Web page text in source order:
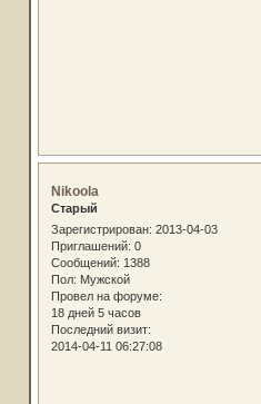
Nikoola
Старый
Зарегистрирован: 2013-04-03
Приглашений: 0
Сообщений: 1388
Пол: Мужской
Провел на форуме:
18 дней 5 часов
Последний визит:
2014-04-11 06:27:08